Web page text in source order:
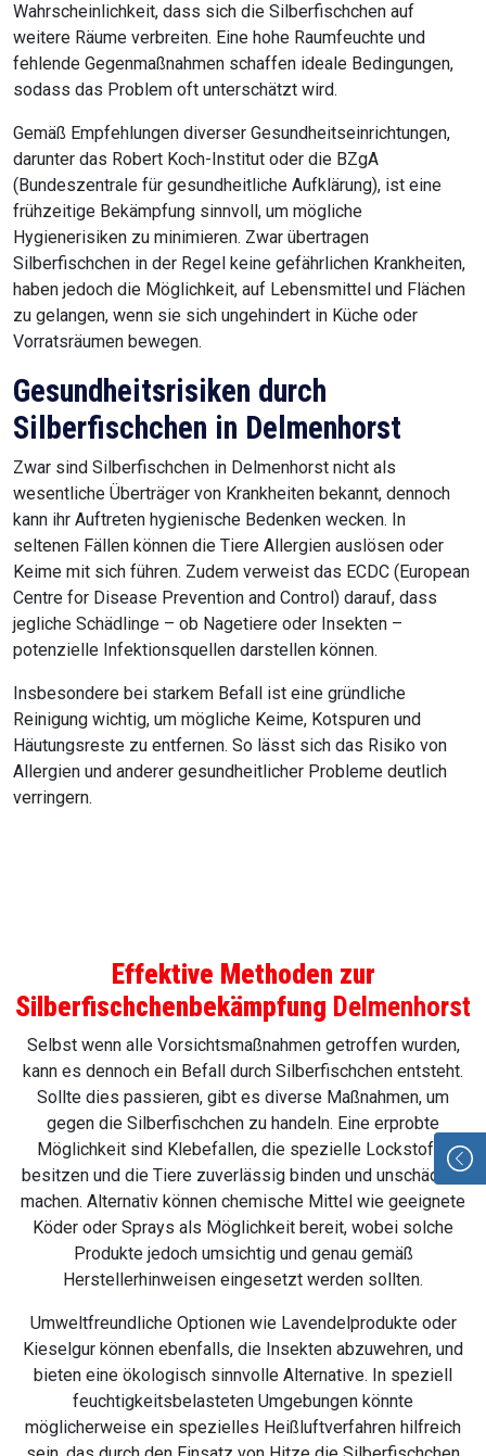
Wahrscheinlichkeit, dass sich die Silberfischchen auf
weitere Räume verbreiten. Eine hohe Raumfeuchte und
fehlende Gegenmaßnahmen schaffen ideale Bedingungen,
sodass das Problem oft unterschätzt wird.
Gemäß Empfehlungen diverser Gesundheitseinrichtungen,
darunter das Robert Koch-Institut oder die BZgA
(Bundeszentrale für gesundheitliche Aufklärung), ist eine
frühzeitige Bekämpfung sinnvoll, um mögliche
Hygienerisiken zu minimieren. Zwar übertragen
Silberfischchen in der Regel keine gefährlichen Krankheiten,
haben jedoch die Möglichkeit, auf Lebensmittel und Flächen
zu gelangen, wenn sie sich ungehindert in Küche oder
Vorratsräumen bewegen.
Gesundheitsrisiken durch
Silberfischchen in Delmenhorst
Zwar sind Silberfischchen in Delmenhorst nicht als
wesentliche Überträger von Krankheiten bekannt, dennoch
kann ihr Auftreten hygienische Bedenken wecken. In
seltenen Fällen können die Tiere Allergien auslösen oder
Keime mit sich führen. Zudem verweist das ECDC (European
Centre for Disease Prevention and Control) darauf, dass
jegliche Schädlinge – ob Nagetiere oder Insekten –
potenzielle Infektionsquellen darstellen können.
Insbesondere bei starkem Befall ist eine gründliche
Reinigung wichtig, um mögliche Keime, Kotspuren und
Häutungsreste zu entfernen. So lässt sich das Risiko von
Allergien und anderer gesundheitlicher Probleme deutlich
verringern.
Effektive Methoden zur
Silberfischchenbekämpfung Delmenhorst
Selbst wenn alle Vorsichtsmaßnahmen getroffen wurden,
kann es dennoch ein Befall durch Silberfischchen entsteht.
Sollte dies passieren, gibt es diverse Maßnahmen, um
gegen die Silberfischchen zu handeln. Eine erprobte
Möglichkeit sind Klebefallen, die spezielle Lockstoffe
besitzen und die Tiere zuverlässig binden und unschädlich
machen. Alternativ können chemische Mittel wie geeignete
Köder oder Sprays als Möglichkeit bereit, wobei solche
Produkte jedoch umsichtig und genau gemäß
Herstellerhinweisen eingesetzt werden sollten.
Umweltfreundliche Optionen wie Lavendelprodukte oder
Kieselgur können ebenfalls, die Insekten abzuwehren, und
bieten eine ökologisch sinnvolle Alternative. In speziell
feuchtigkeitsbelasteten Umgebungen könnte
möglicherweise ein spezielles Heißluftverfahren hilfreich